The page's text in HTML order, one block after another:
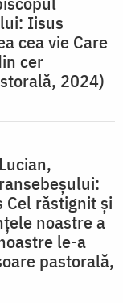
Iisus
cea vie Care
cer
2024)
Cel răstignit și
noastre a
le-a
pastorală,